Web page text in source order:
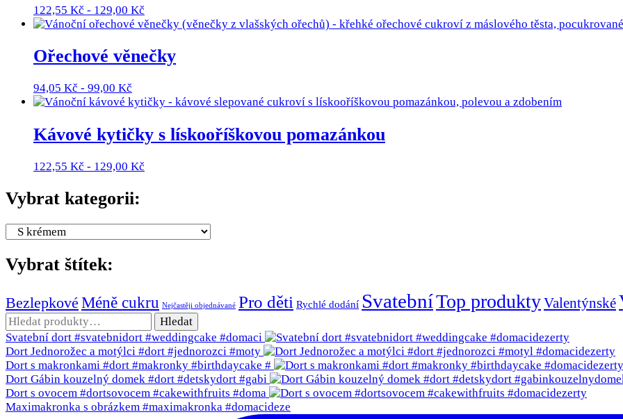
122,55 Kč - 129,00 Kč
Ořechové věnečky
94,05 Kč - 99,00 Kč
Kávové kytičky s lískooříškovou pomazánkou
122,55 Kč - 129,00 Kč
Vybrat kategorii:
Vybrat štítek:
Bezlepkové Méně cukru Nejčastěji objednávané Pro děti Rychlé dodání SvatebníTop produktyValentýnské
Hledat:
Hledat
Svatební dort #svatebnidort #weddingcake #domaci
Dort Jednorožec a motýlci #dort #jednorozci #moty
Dort s makronkami #dort #makronky #birthdaycake #
Dort Gábin kouzelný domek #dort #detskydort #gabi
Dort s ovocem #dortsovocem #cakewithfruits #doma
Maximakronka s obrázkem #maximakronka #domacideze